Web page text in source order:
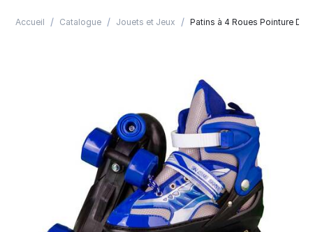
Accueil / Catalogue / Jouets et Jeux / Patins à 4 Roues Pointure De